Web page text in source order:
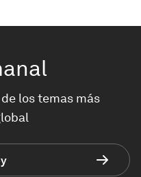
los temas más